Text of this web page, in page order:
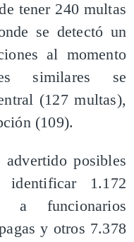
tener 240 multas
se detectó un
al momento
similares se
(127 multas),
(109).
posibles
1.172
a funcionarios
y otros 7.378